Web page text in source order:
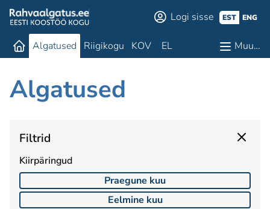
Logi sisse EST ENG
Algatused Riigikogu KOV EL Muu…
Algatused
Filtrid
Kiirpäringud
Praegune kuu
Eelmine kuu